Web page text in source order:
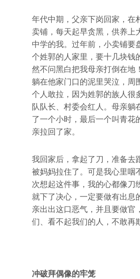
年代中期，父亲下岗回家，在
卖铺，每天起早贪黑，供养上
中学的我。过年前，小卖铺要
个姓郭的人家里，要十几块钱
然不问黑白把我母亲打倒在地
躺在他家门口的泥里哭泣，周
个人敢拉，因为姓郭的族人很
队队长、村委会红人。母亲躺
了一个小时，最后一个叫青花
亲拉回了家。
我回家后，拿起了刀，准备去
被妈妈拉住了。可是我心里咽
次想起这件事，我的心都像刀
就下了决心，一定要做有出息
亲出出这口恶气，并且要做官
们、看不起我们的人，不敢再
冲破拜偶像的牢笼